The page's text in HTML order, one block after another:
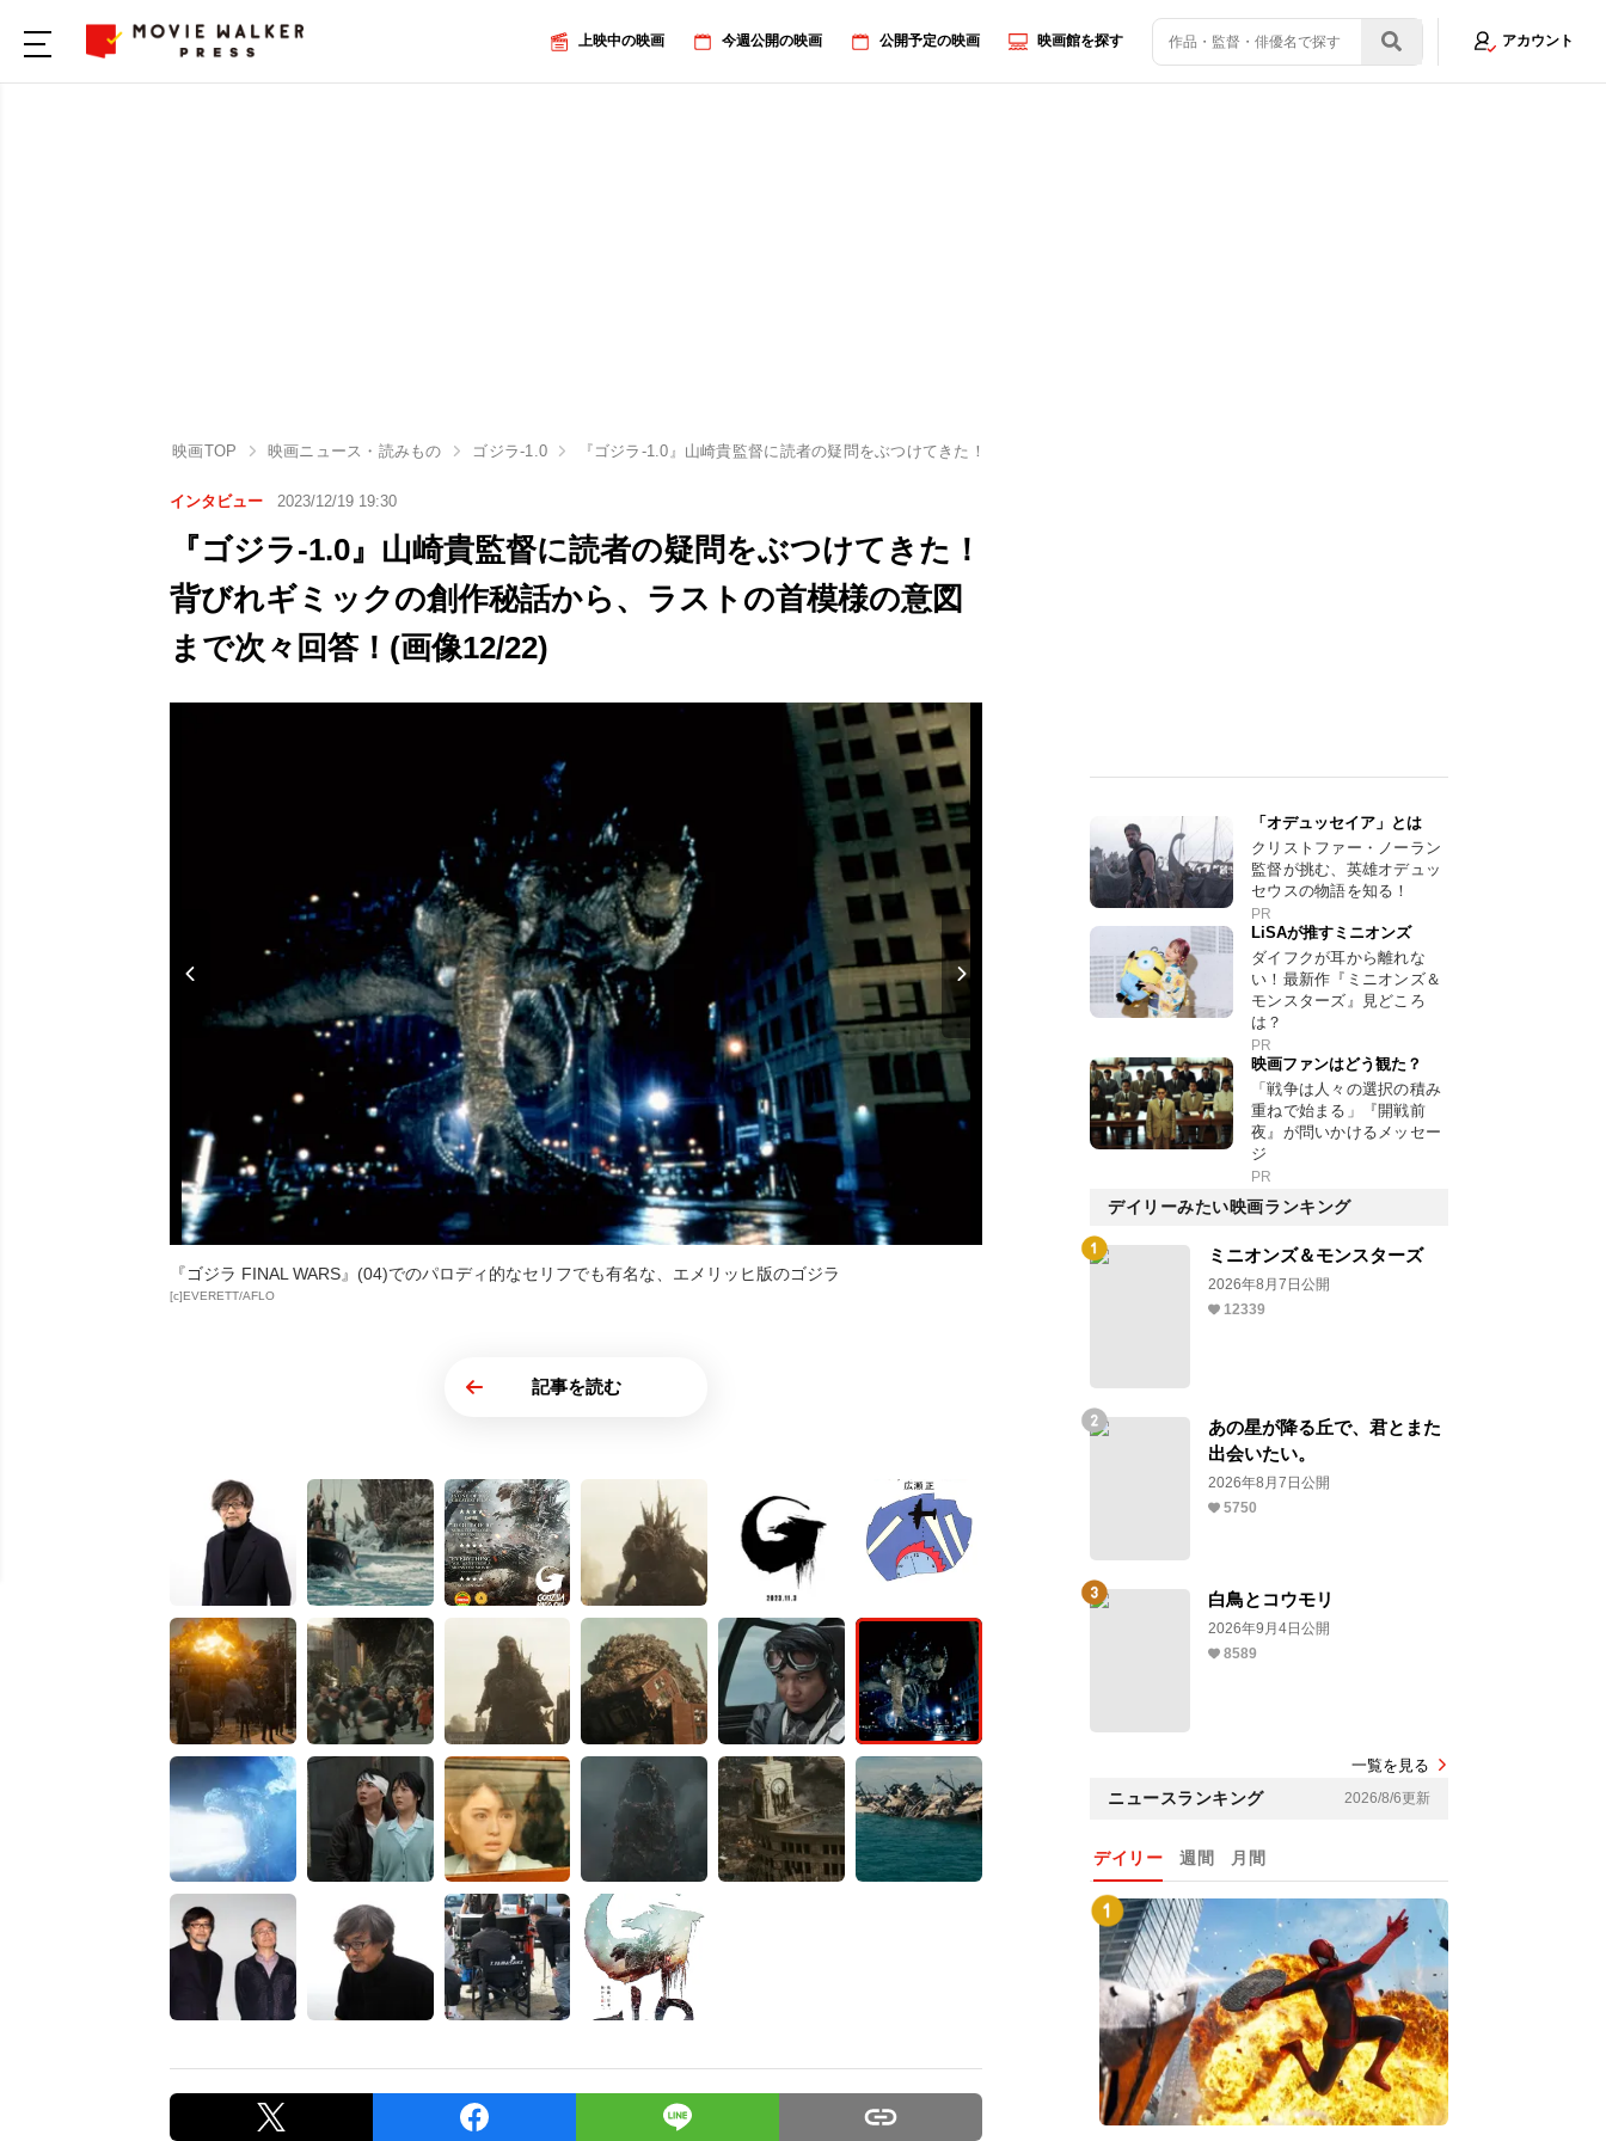
上映中の映画 今週公開の映画 公開予定の映画 映画館を探す アカウント
映画TOP 映画ニュース・読みもの ゴジラ-1.0 『ゴジラ-1.0』山崎貴監督に読者の疑問をぶつけてきた！背びれギミックの創作秘話から、ラストの首模様の意図まで次々回答！
インタビュー 2023/12/19 19:30
『ゴジラ-1.0』山崎貴監督に読者の疑問をぶつけてきた！
背びれギミックの創作秘話から、ラストの首模様の意図
まで次々回答！(画像12/22)
『ゴジラ FINAL WARS』(04)でのパロディ的なセリフでも有名な、エメリッヒ版のゴジラ
[c]EVERETT/AFLO
記事を読む
「オデュッセイア」とは
クリストファー・ノーラン
監督が挑む、英雄オデュッ
セウスの物語を知る！
PR
LiSAが推すミニオンズ
ダイフクが耳から離れな
い！最新作『ミニオンズ＆
モンスターズ』見どころ
は？
PR
映画ファンはどう観た？
「戦争は人々の選択の積み
重ねで始まる」『開戦前
夜』が問いかけるメッセー
ジ
PR
デイリーみたい映画ランキング
ミニオンズ＆モンスターズ
2026年8月7日公開
12339
あの星が降る丘で、君とまた
出会いたい。
2026年8月7日公開
5750
白鳥とコウモリ
2026年9月4日公開
8589
一覧を見る
ニュースランキング 2026/8/6更新
デイリー 週間 月間